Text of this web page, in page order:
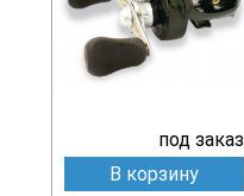
под заказ
В корзину